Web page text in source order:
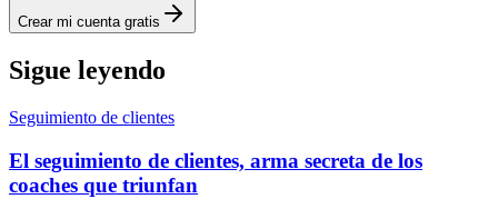
Crear mi cuenta gratis
Sigue leyendo
Seguimiento de clientes
El seguimiento de clientes, arma secreta de los
coaches que triunfan